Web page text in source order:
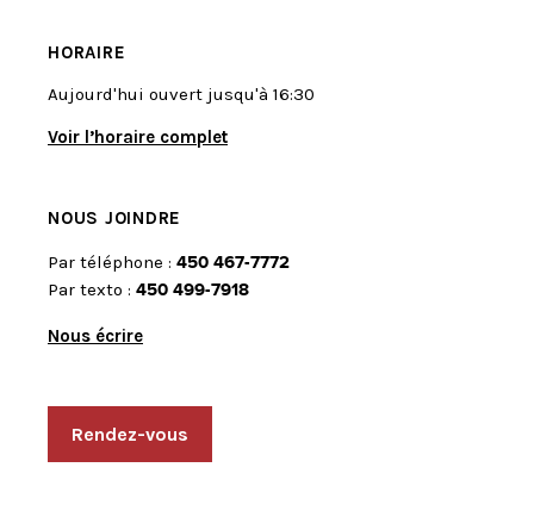
HORAIRE
Aujourd'hui ouvert jusqu'à 16:30
Voir l’horaire complet
NOUS JOINDRE
Par téléphone : 450 467-7772
Par texto : 450 499-7918
Nous écrire
Rendez-vous